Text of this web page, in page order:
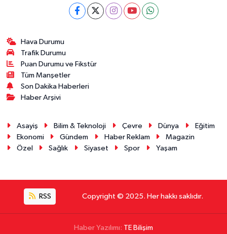
Hava Durumu
Trafik Durumu
Puan Durumu ve Fikstür
Tüm Manşetler
Son Dakika Haberleri
Haber Arşivi
Asayiş Bilim & Teknoloji Çevre Dünya
Eğitim
Ekonomi
Gündem Haber Reklam
Magazin
Özel
Sağlık Siyaset Spor Yaşam
RSS Copyright © 2025. Her hakkı saklıdır.
Haber Yazılımı: TE Bilişim